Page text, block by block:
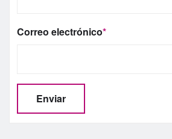
Correo electrónico*